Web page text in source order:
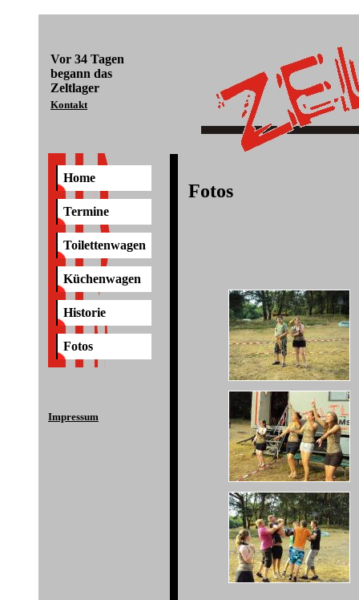
Vor 34 Tagen
begann das
Zeltlager
Kontakt
Home
Termine
Toilettenwagen
Küchenwagen
Historie
Fotos
Impressum
Fotos